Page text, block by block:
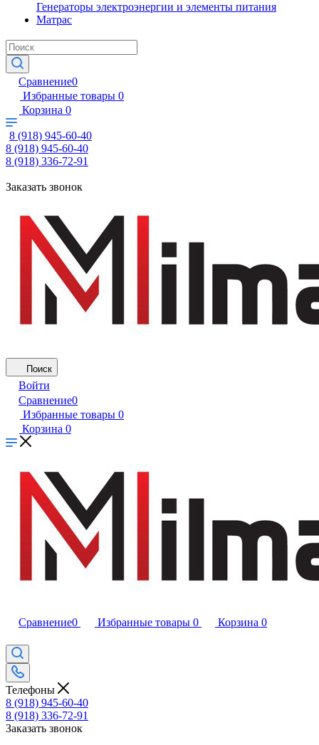
Генераторы электроэнергии и элементы питания
Матрас
Сравнение0
Избранные товары 0
Корзина 0
8 (918) 945-60-40
8 (918) 945-60-40
8 (918) 336-72-91
Заказать звонок
Поиск
Войти
Сравнение0
Избранные товары 0
Корзина 0
Сравнение0 Избранные товары 0 Корзина 0
Телефоны
8 (918) 945-60-40
8 (918) 336-72-91
Заказать звонок